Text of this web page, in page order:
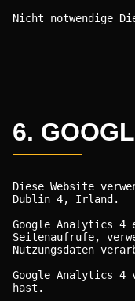
Nicht notwendige
6.
Diese Website
Dublin 4, Irland.
Google Analytics 4
Seitenaufrufe,
Nutzungsdaten
Google Analytics 4
hast.